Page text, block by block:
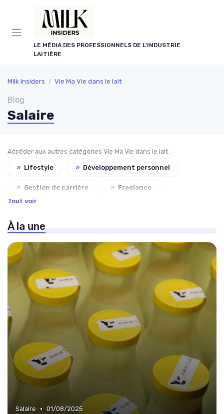
LE MÉDIA DES PROFESSIONNELS DE L'INDUSTRIE
LAITIÈRE
Milk Insiders Vie Ma Vie dans le lait
Blog
Salaire
Accéder aux autres catégories Vie Ma Vie dans le lait :
» Lifestyle » Développement personnel
» Gestion de carrière » Freelance
Tout voir
À la une
Salaire • 01/08/2025